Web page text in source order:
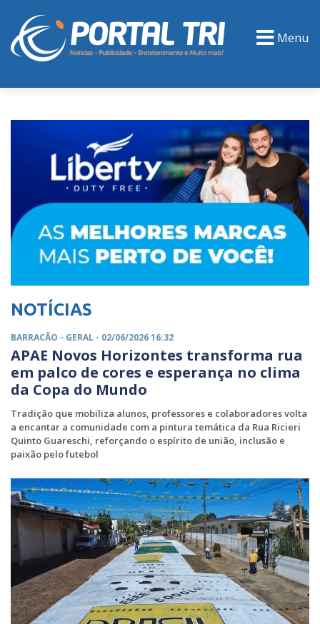
Menu
NOTÍCIAS
BARRACÃO - GERAL - 02/06/2026 16:32
APAE Novos Horizontes transforma rua
em palco de cores e esperança no clima
da Copa do Mundo
Tradição que mobiliza alunos, professores e colaboradores volta
a encantar a comunidade com a pintura temática da Rua Ricieri
Quinto Guareschi, reforçando o espírito de união, inclusão e
paixão pelo futebol